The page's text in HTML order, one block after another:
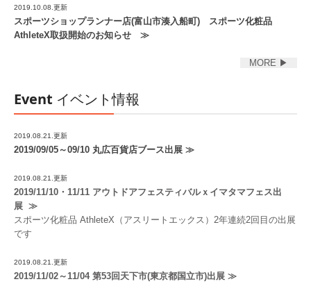
2019.10.08.更新
スポーツショップランナー店(富山市湊入船町) スポーツ化粧品
AthleteX取扱開始のお知らせ ≫
MORE ▶
Event イベント情報
2019.08.21.更新
2019/09/05～09/10 丸広百貨店ブース出展 ≫
2019.08.21.更新
2019/11/10・11/11 アウトドアフェスティバルｘイマタマフェス出
展 ≫
スポーツ化粧品 AthleteX（アスリートエックス）2年連続2回目の出展
です
2019.08.21.更新
2019/11/02～11/04 第53回天下市(東京都国立市)出展 ≫